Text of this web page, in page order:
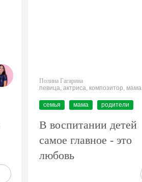
Полина Гагарина
певица, актриса, композитор, мама
семья мама родители
В воспитании детей
самое главное - это
любовь